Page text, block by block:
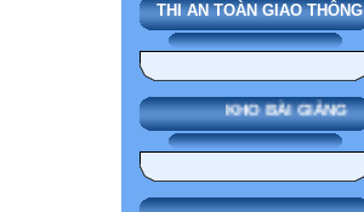
THI AN TOÀN GIAO THÔNG
KHO BÀI GIẢNG